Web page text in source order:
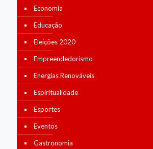
Economia
Educação
Eleições 2020
Empreendedorismo
Energias Renováveis
Espiritualidade
Esportes
Eventos
Gastronomia